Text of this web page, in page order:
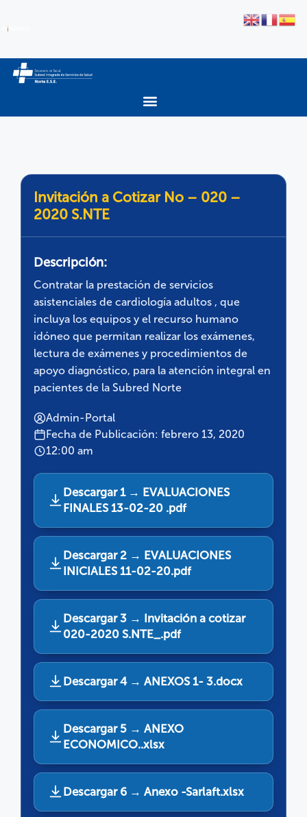
Invitación a Cotizar No – 020 –
2020 S.NTE
Descripción:
Contratar la prestación de servicios
asistenciales de cardiología adultos , que
incluya los equipos y el recurso humano
idóneo que permitan realizar los exámenes,
lectura de exámenes y procedimientos de
apoyo diagnóstico, para la atención integral en
pacientes de la Subred Norte
Admin-Portal
Fecha de Publicación: febrero 13, 2020
12:00 am
Descargar 1 → EVALUACIONES
FINALES 13-02-20 .pdf
Descargar 2 → EVALUACIONES
INICIALES 11-02-20.pdf
Descargar 3 → Invitación a cotizar
020-2020 S.NTE_.pdf
Descargar 4 → ANEXOS 1- 3.docx
Descargar 5 → ANEXO
ECONOMICO..xlsx
Descargar 6 → Anexo -Sarlaft.xlsx